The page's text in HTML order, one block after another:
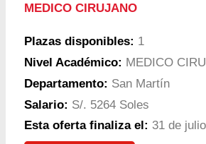
MEDICO CIRUJANO
Plazas disponibles: 1
Nivel Académico: MEDICO
Departamento: San Martín
Salario: S/. 5264 Soles
Esta oferta finaliza el: 31 de